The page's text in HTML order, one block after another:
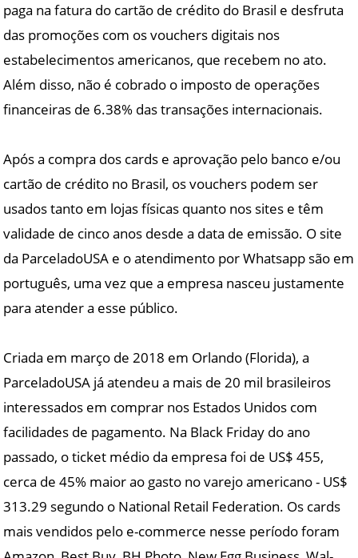
paga na fatura do cartão de crédito do Brasil e desfruta
das promoções com os vouchers digitais nos
estabelecimentos americanos, que recebem no ato.
Além disso, não é cobrado o imposto de operações
financeiras de 6.38% das transações internacionais.
Após a compra dos cards e aprovação pelo banco e/ou
cartão de crédito no Brasil, os vouchers podem ser
usados tanto em lojas físicas quanto nos sites e têm
validade de cinco anos desde a data de emissão. O site
da ParceladoUSA e o atendimento por Whatsapp são em
português, uma vez que a empresa nasceu justamente
para atender a esse público.
Criada em março de 2018 em Orlando (Florida), a
ParceladoUSA já atendeu a mais de 20 mil brasileiros
interessados em comprar nos Estados Unidos com
facilidades de pagamento. Na Black Friday do ano
passado, o ticket médio da empresa foi de US$ 455,
cerca de 45% maior ao gasto no varejo americano - US$
313.29 segundo o National Retail Federation. Os cards
mais vendidos pelo e-commerce nesse período foram